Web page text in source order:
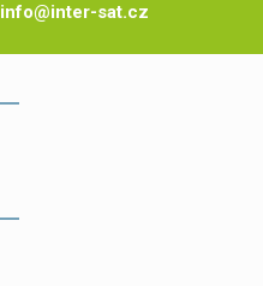
info@inter-sat.cz